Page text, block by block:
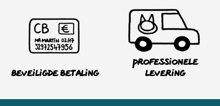
Beveiligde betaling
Professionele
levering